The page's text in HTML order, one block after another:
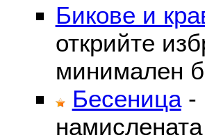
Бикове и
открийте
минимален
Бесеница-